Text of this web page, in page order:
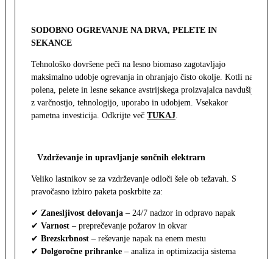
SODOBNO OGREVANJE NA DRVA, PELETE IN
SEKANCE
Tehnološko dovršene peči na lesno biomaso zagotavljajo
maksimalno udobje ogrevanja in ohranjajo čisto okolje. Kotli na
polena, pelete in lesne sekance avstrijskega proizvajalca navdušijo
z varčnostjo, tehnologijo, uporabo in udobjem. Vsekakor
pametna investicija. Odkrijte več TUKAJ.
Vzdrževanje in upravljanje sončnih elektrarn
Veliko lastnikov se za vzdrževanje odloči šele ob težavah. S
pravočasno izbiro paketa poskrbite za:
✔ Zanesljivost delovanja – 24/7 nadzor in odpravo napak
✔ Varnost – preprečevanje požarov in okvar
✔ Brezskrbnost – reševanje napak na enem mestu
✔ Dolgoročne prihranke – analiza in optimizacija sistema